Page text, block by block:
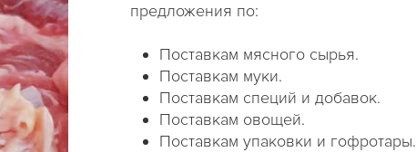
предложения по:
Поставкам мясного сырья.
Поставкам муки.
Поставкам специй и добавок.
Поставкам овощей.
Поставкам упаковки и гофротары.